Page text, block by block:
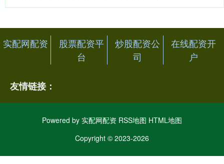
实配网配资
股票配资平
台
炒股配资公
司
在线配资开
户
友情链接：
Powered by 实配网配资 RSS地图 HTML地图
Copyright © 2023-2026